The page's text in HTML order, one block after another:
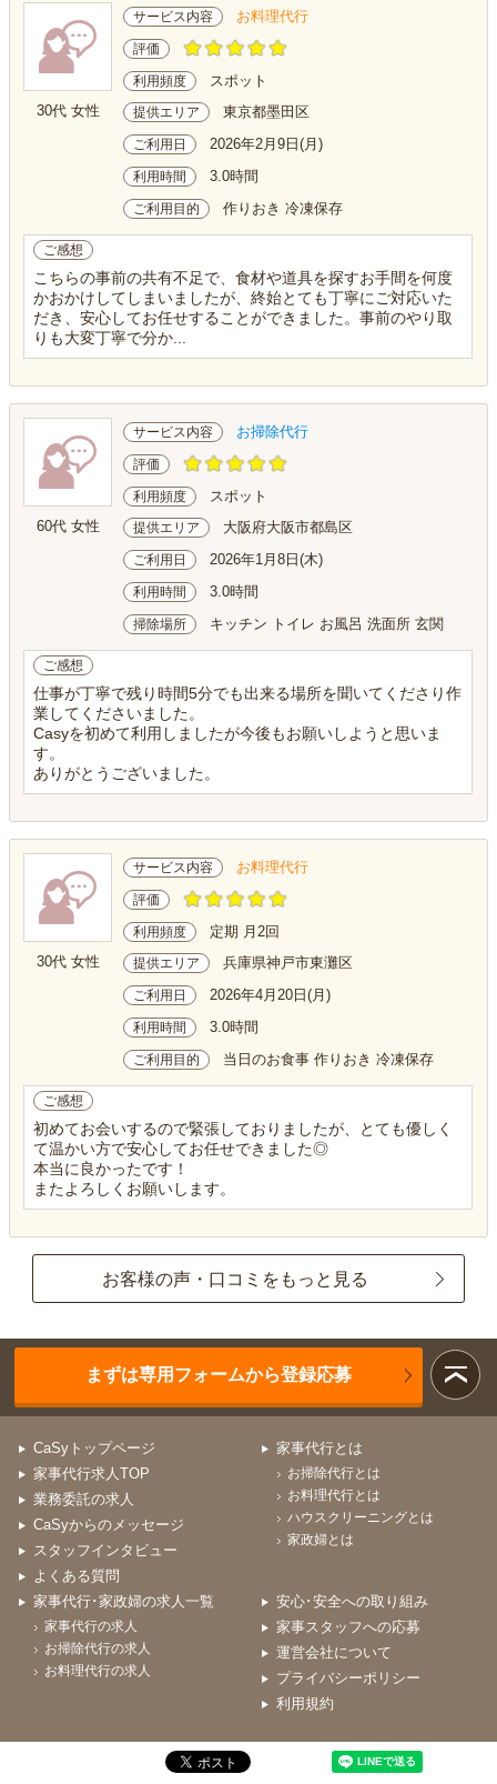
30代 女性
サービス内容 お料理代行
評価
利用頻度 スポット
提供エリア 東京都墨田区
ご利用日 2026年2月9日(月)
利用時間 3.0時間
ご利用目的 作りおき 冷凍保存
ご感想
こちらの事前の共有不足で、食材や道具を探すお手間を何度
かおかけしてしまいましたが、終始とても丁寧にご対応いた
だき、安心してお任せすることができました。事前のやり取
りも大変丁寧で分か...
60代 女性
サービス内容 お掃除代行
評価
利用頻度 スポット
提供エリア 大阪府大阪市都島区
ご利用日 2026年1月8日(木)
利用時間 3.0時間
掃除場所 キッチン トイレ お風呂 洗面所 玄関
ご感想
仕事が丁寧で残り時間5分でも出来る場所を聞いてくださり作
業してくださいました。
Casyを初めて利用しましたが今後もお願いしようと思いま
す。
ありがとうございました。
30代 女性
サービス内容 お料理代行
評価
利用頻度 定期 月2回
提供エリア 兵庫県神戸市東灘区
ご利用日 2026年4月20日(月)
利用時間 3.0時間
ご利用目的 当日のお食事 作りおき 冷凍保存
ご感想
初めてお会いするので緊張しておりましたが、とても優しく
て温かい方で安心してお任せできました◎
本当に良かったです！
またよろしくお願いします。
お客様の声・口コミをもっと見る
まずは専用フォームから登録応募
CaSyトップページ
家事代行求人TOP
業務委託の求人
CaSyからのメッセージ
スタッフインタビュー
よくある質問
家事代行とは
お掃除代行とは
お料理代行とは
ハウスクリーニングとは
家政婦とは
家事代行･家政婦の求人一覧
家事代行の求人
お掃除代行の求人
お料理代行の求人
安心･安全への取り組み
家事スタッフへの応募
運営会社について
プライバシーポリシー
利用規約